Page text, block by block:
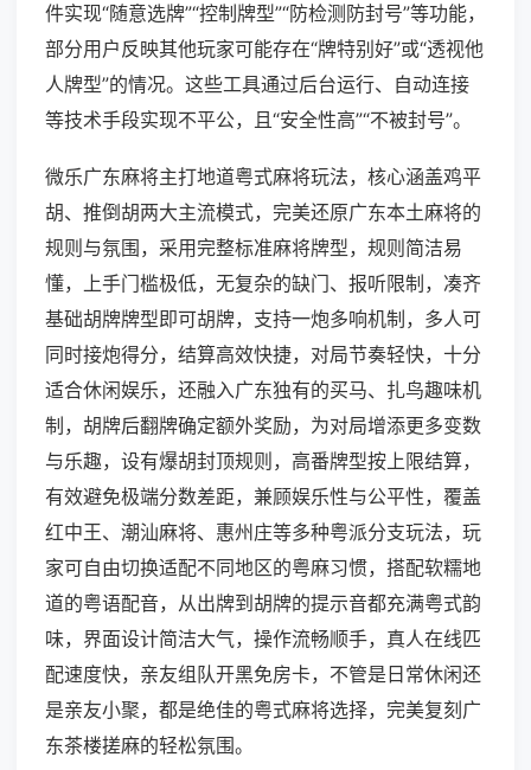
件实现“随意选牌”“控制牌型”“防检测防封号”等功能，
部分用户反映其他玩家可能存在“牌特别好”或“透视他
人牌型”的情况。这些工具通过后台运行、自动连接
等技术手段实现不平公，且“安全性高”“不被封号”。
微乐广东麻将主打地道粤式麻将玩法，核心涵盖鸡平
胡、推倒胡两大主流模式，完美还原广东本土麻将的
规则与氛围，采用完整标准麻将牌型，规则简洁易
懂，上手门槛极低，无复杂的缺门、报听限制，凑齐
基础胡牌牌型即可胡牌，支持一炮多响机制，多人可
同时接炮得分，结算高效快捷，对局节奏轻快，十分
适合休闲娱乐，还融入广东独有的买马、扎鸟趣味机
制，胡牌后翻牌确定额外奖励，为对局增添更多变数
与乐趣，设有爆胡封顶规则，高番牌型按上限结算，
有效避免极端分数差距，兼顾娱乐性与公平性，覆盖
红中王、潮汕麻将、惠州庄等多种粤派分支玩法，玩
家可自由切换适配不同地区的粤麻习惯，搭配软糯地
道的粤语配音，从出牌到胡牌的提示音都充满粤式韵
味，界面设计简洁大气，操作流畅顺手，真人在线匹
配速度快，亲友组队开黑免房卡，不管是日常休闲还
是亲友小聚，都是绝佳的粤式麻将选择，完美复刻广
东茶楼搓麻的轻松氛围。